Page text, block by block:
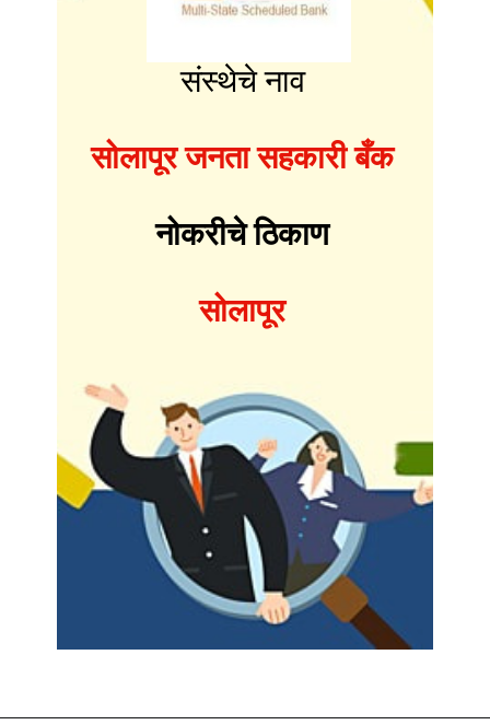
संस्थेचे नाव
सोलापूर जनता सहकारी बँक
नोकरीचे ठिकाण
सोलापूर